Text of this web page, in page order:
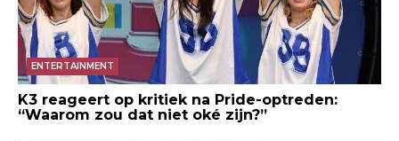
ENTERTAINMENT
K3 reageert op kritiek na Pride-optreden:
“Waarom zou dat niet oké zijn?”